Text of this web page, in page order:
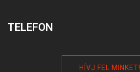
TELEFON
HÍVJ FEL MINKET!